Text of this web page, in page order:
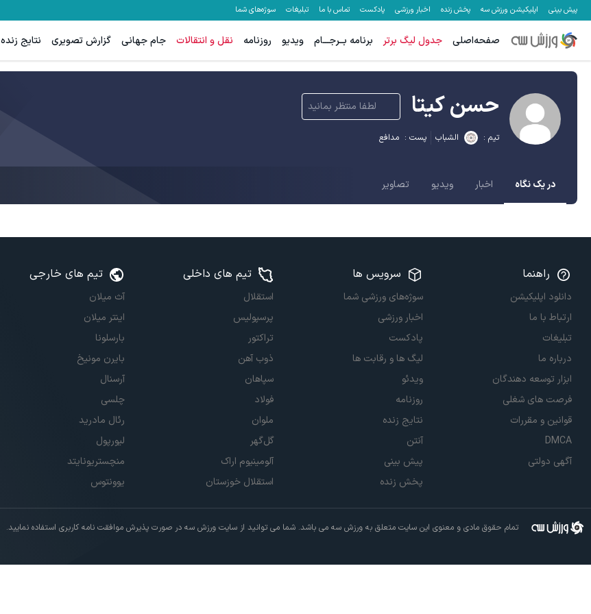
پیش بینی اپلیکیشن ورزش سه پخش زنده اخبار ورزشی پادکست تماس با ما تبلیغات سوژه‌های شما
صفحه‌اصلی جدول لیگ برتر برنامه بــرجـــام ویدیو روزنامه نقل و انتقالات جام جهانی گزارش تصویری نتایج زنده
حسن کیتا لطفا منتظر بمانید
تیم : الشباب پست : مدافع
در یک نگاه اخبار ویدیو تصاویر
راهنما
دانلود اپلیکیشن
ارتباط با ما
تبلیغات
درباره ما
ابزار توسعه دهندگان
فرصت های شغلی
قوانین و مقررات
DMCA
آگهی دولتی
سرویس ها
سوژه‌های ورزشی شما
اخبار ورزشی
پادکست
لیگ ها و رقابت ها
ویدئو
روزنامه
نتایج زنده
آنتن
پیش بینی
پخش زنده
تیم های داخلی
استقلال
پرسپولیس
تراکتور
ذوب آهن
سپاهان
فولاد
ملوان
گل‌گهر
آلومینیوم اراک
استقلال خوزستان
تیم های خارجی
آث میلان
اینتر میلان
بارسلونا
بایرن مونیخ
آرسنال
چلسی
رئال مادرید
لیورپول
منچستریونایتد
یوونتوس
تمام حقوق مادی و معنوی این سایت متعلق به ورزش سه می باشد. شما می توانید از سایت ورزش سه در صورت پذیرش موافقت نامه کاربری استفاده نمایید.